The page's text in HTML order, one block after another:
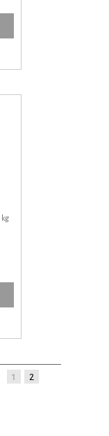
kg
1 2